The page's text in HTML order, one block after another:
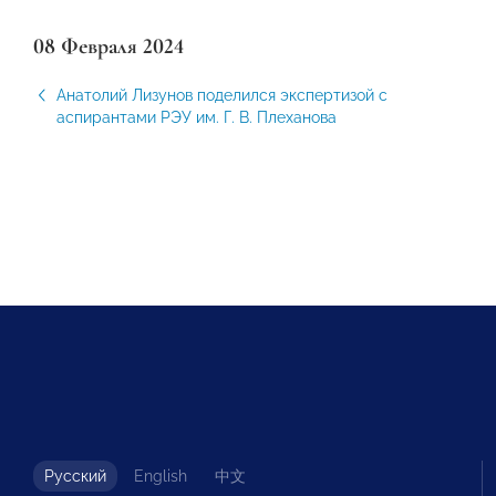
08 Февраля 2024
Анатолий Лизунов поделился экспертизой с
аспирантами РЭУ им. Г. В. Плеханова
Русский English 中文